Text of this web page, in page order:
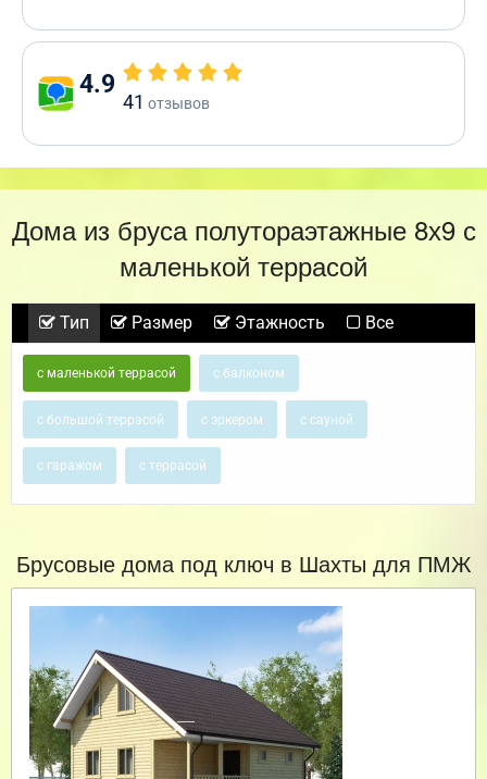
4.9
41 отзывов
Дома из бруса полутораэтажные 8х9 с
маленькой террасой
Тип Размер Этажность Все
с маленькой террасой с балконом
с большой террасой с эркером с сауной
с гаражом с террасой
Брусовые дома под ключ в Шахты для ПМЖ